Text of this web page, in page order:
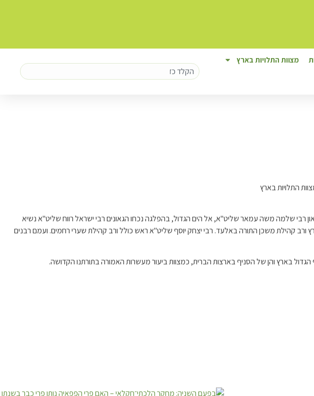
מצוות התלויות בארץ
רבי שלמה משה עמאר שליט"א, אל הים הגדול, בהפלגה נכחו הגאונים רבי ישראל רווח שליט"א נשיא
ורב קהילת משכן התורה באלעד. רבי יצחק יוסף שליט"א ראש כולל ורב קהילת שערי רחמים. ועמם רבנים
בארץ והן של הסניף בארצות הברית, כמצוות ביעור מעשרות האמורה בתורתנו הקדושה.